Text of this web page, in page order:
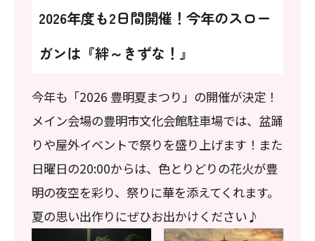
2026年度も2日間開催！今年のスロー
ガンは『絆～きずな！』
今年も「2026 豊明夏まつり」の開催が決定！
メイン会場の豊明市文化会館駐車場では、盆踊
りや屋外イベントで祭りを盛り上げます！また
日曜日の20:00からは、色とりどりの花火が豊
明の夜空を彩り、祭りに華を添えてくれます。
夏の思い出作りにぜひお出かけください♪